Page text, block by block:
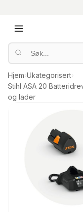
Hjem›Ukategorisert›
Stihl ASA 20
og lader